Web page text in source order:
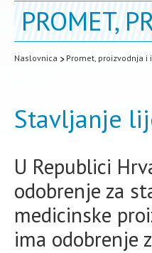
PROMET,
Naslovnica Promet, proizvodnja i
Stavljanje
U Republici
odobrenje za
medicinske
ima odobrenje